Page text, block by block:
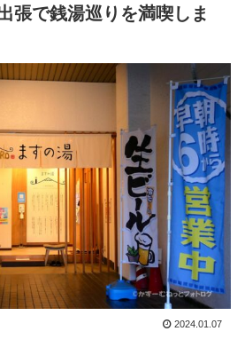
張で銭湯巡りを満喫しま
2024.01.07